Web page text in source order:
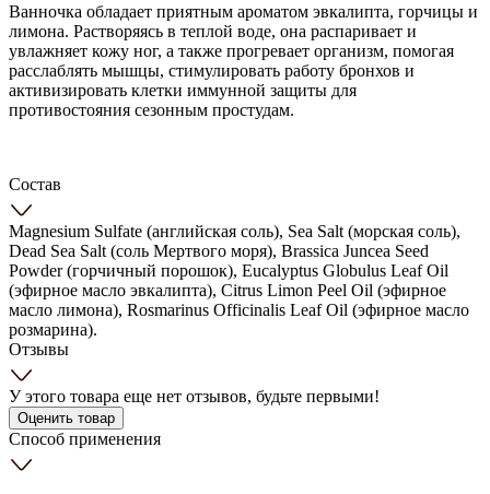
Ванночка обладает приятным ароматом эвкалипта, горчицы и
лимона. Растворяясь в теплой воде, она распаривает и
увлажняет кожу ног, а также прогревает организм, помогая
расслаблять мышцы, стимулировать работу бронхов и
активизировать клетки иммунной защиты для
противостояния сезонным простудам.
Состав
Magnesium Sulfate (английская соль), Sea Salt (морская соль),
Dead Sea Salt (соль Мертвого моря), Brassica Juncea Seed
Powder (горчичный порошок), Eucalyptus Globulus Leaf Oil
(эфирное масло эвкалипта), Citrus Limon Peel Oil (эфирное
масло лимона), Rosmarinus Officinalis Leaf Oil (эфирное масло
розмарина).
Отзывы
У этого товара еще нет отзывов, будьте первыми!
Оценить товар
Способ применения